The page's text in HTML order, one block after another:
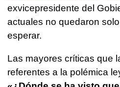
exvicepresidente del
actuales no quedaron
esperar.
Las mayores críticas que
referentes a la polémica